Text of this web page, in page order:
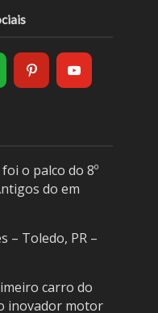
o palco do 8º
do em
– Toledo, PR –
carro do
inovador motor